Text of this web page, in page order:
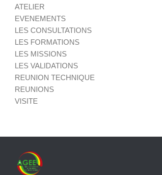
ATELIER
EVENEMENTS
LES CONSULTATIONS
LES FORMATIONS
LES MISSIONS
LES VALIDATIONS
REUNION TECHNIQUE
REUNIONS
VISITE